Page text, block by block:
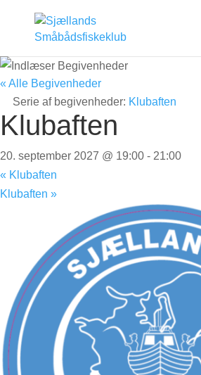
« Alle Begivenheder
Serie af begivenheder: Klubaften
Klubaften
20. september 2027 @ 19:00 - 21:00
« Klubaften
Klubaften »